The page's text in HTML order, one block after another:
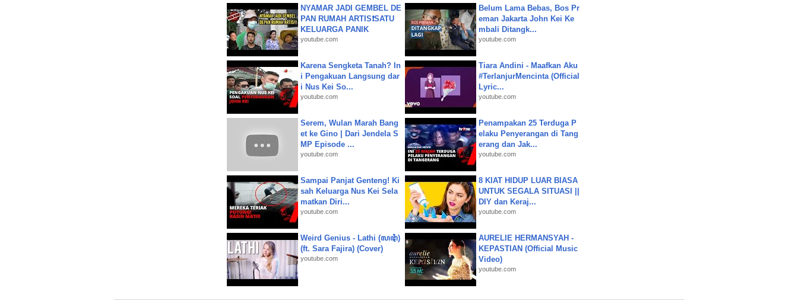
NYAMAR JADI GEMBEL DE
PAN RUMAH ARTIS❗SATU
KELUARGA PANIK
youtube.com
Belum Lama Bebas, Bos Pr
eman Jakarta John Kei Ke
mbali Ditangk...
youtube.com
Karena Sengketa Tanah? In
i Pengakuan Langsung dar
i Nus Kei So...
youtube.com
Tiara Andini - Maafkan Aku
#TerlanjurMencinta (Official
Lyric...
youtube.com
Serem, Wulan Marah Bang
et ke Gino | Dari Jendela S
MP Episode ...
youtube.com
Penampakan 25 Terduga P
elaku Penyerangan di Tang
erang dan Jak...
youtube.com
Sampai Panjat Genteng! Ki
sah Keluarga Nus Kei Sela
matkan Diri...
youtube.com
8 KIAT HIDUP LUAR BIASA
UNTUK SEGALA SITUASI ||
DIY dan Keraj...
youtube.com
Weird Genius - Lathi (ꦭꦛꦶ)
(ft. Sara Fajira) (Cover)
youtube.com
AURELIE HERMANSYAH -
KEPASTIAN (Official Music
Video)
youtube.com